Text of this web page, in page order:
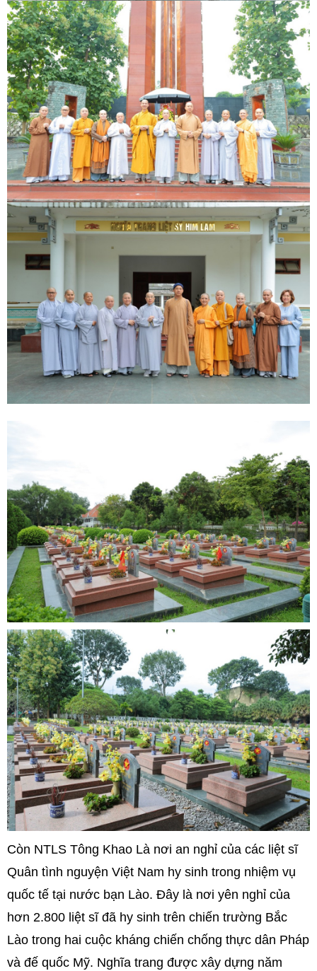
Còn NTLS Tông Khao Là nơi an nghỉ của các liệt sĩ
Quân tình nguyện Việt Nam hy sinh trong nhiệm vụ
quốc tế tại nước bạn Lào. Đây là nơi yên nghỉ của
hơn 2.800 liệt sĩ đã hy sinh trên chiến trường Bắc
Lào trong hai cuộc kháng chiến chống thực dân Pháp
và đế quốc Mỹ. Nghĩa trang được xây dựng năm